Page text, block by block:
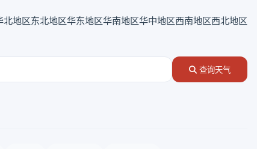
北地区东北地区华东地区华南地区华中地区西南地区西北地区
查询天气